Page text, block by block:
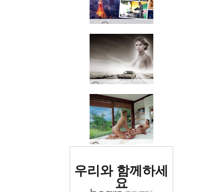
도쿄 총 광기
Go West Young Girl
에로틱 발리니스 마사지
로 평가됨
우리와 함께하세
요